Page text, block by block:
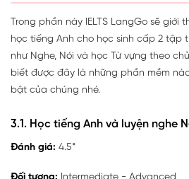
Trong phần này IELTS LangGo sẽ giới
học tiếng Anh cho học sinh cấp 2 tập
như Nghe, Nói và học Từ vựng theo
biết được đây là những phần mềm
bật của chúng nhé.
3.1. Học tiếng Anh và luyện nghe
Đánh giá: 4.5*